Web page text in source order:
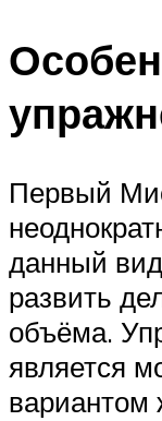
Первый
данный
развить
объёма.
является
вариантом